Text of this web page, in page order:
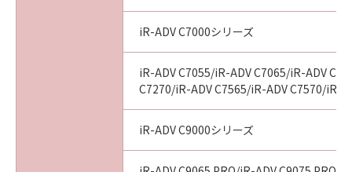
Should you have any questions concerning
this Agreement, or if you desire to contact
Canon for any reason, please write to Canon's
sales subsidiary or distributor/dealer, serving
the country where you obtained the
iR-ADV C7000シリーズ
iR-ADV C7055/iR-ADV C7065/iR-ADV
C7270/iR-ADV C7565/iR-ADV C7570/iR-
iR-ADV C9000シリーズ